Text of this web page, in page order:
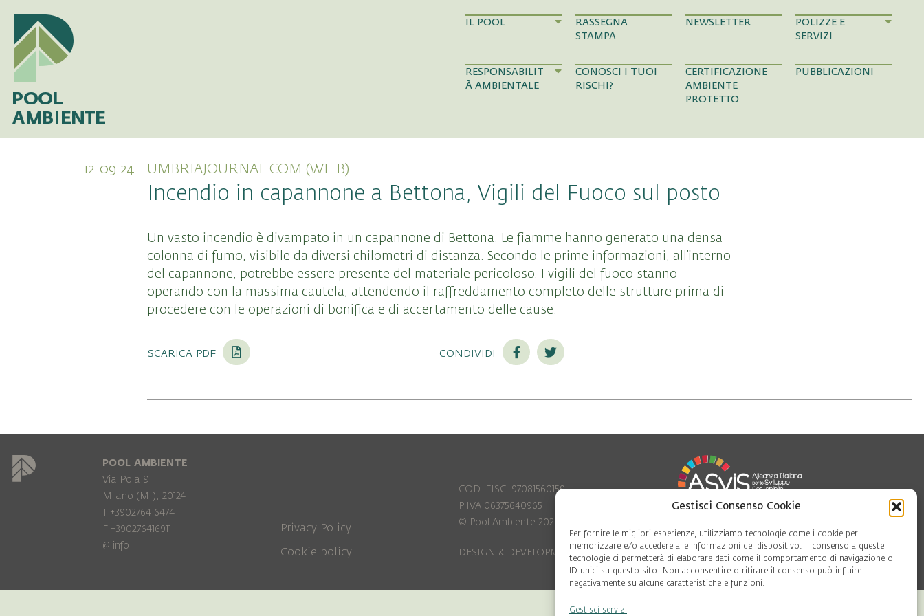
Gestisci Consenso Cookie
Per fornire le migliori esperienze, utilizziamo tecnologie come i cookie per
memorizzare e/o accedere alle informazioni del dispositivo. Il consenso a queste
tecnologie ci permetterà di elaborare dati come il comportamento di navigazione o
ID unici su questo sito. Non acconsentire o ritirare il consenso può influire
negativamente su alcune caratteristiche e funzioni.
Gestisci servizi
IL POOL
RASSEGNA
STAMPA
NEWSLETTER
POLIZZE E
SERVIZI
RESPONSABILIT
À AMBIENTALE
CONOSCI I TUOI
RISCHI?
CERTIFICAZIONE
AMBIENTE
PROTETTO
PUBBLICAZIONI
12.09.24 UMBRIAJOURNAL.COM (WE B)
Incendio in capannone a Bettona, Vigili del Fuoco sul posto
Un vasto incendio è divampato in un capannone di Bettona. Le fiamme hanno generato una densa
colonna di fumo, visibile da diversi chilometri di distanza. Secondo le prime informazioni, all’interno
del capannone, potrebbe essere presente del materiale pericoloso. I vigili del fuoco stanno
operando con la massima cautela, attendendo il raffreddamento completo delle strutture prima di
procedere con le operazioni di bonifica e di accertamento delle cause.
scarica pdf condividi
POOL AMBIENTE
Via Pola 9
Milano (MI), 20124
T +390276416474
F +390276416911
@ info
Privacy Policy
Cookie policy
COD. FISC. 97081560159
P.IVA 06375640965
© Pool Ambiente 2026
DESIGN & DEVELOPMENT by Leftloft